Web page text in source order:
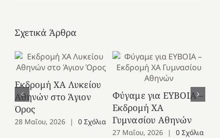
Σχετικά Άρθρα
Εκδρομή ΧΑ Λυκείου
Αθηνών στο Άγιον
Όρος
28 Μαΐου, 2026 | 0 Σχόλια
Φύγαμε για ΕΥΒΟΙΑ –
Εκδρομή ΧΑ
Γυμνασίου Αθηνών
27 Μαΐου, 2026 | 0 Σχόλια